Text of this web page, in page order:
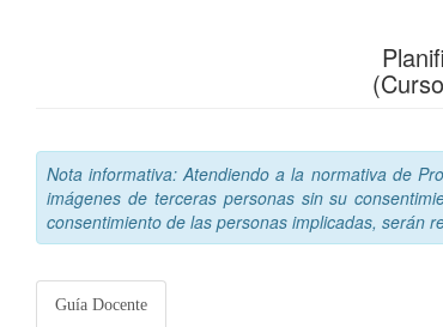
Nota informativa: Atendiendo a la normativa de
imágenes de terceras personas sin su
consentimiento de las personas implicadas, serán
Guía Docente